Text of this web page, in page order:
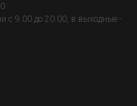
с 9.00 до 20.00, в выходные -